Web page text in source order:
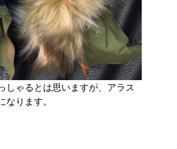
しゃるとは思いますが、アラス
ります。